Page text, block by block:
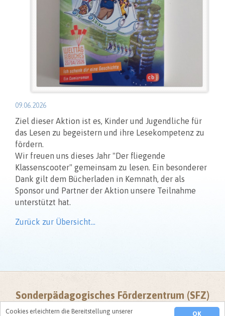
OK
Cookies erleichtern die Bereitstellung unserer
09.06.2026
Ziel dieser Aktion ist es, Kinder und Jugendliche für
das Lesen zu begeistern und ihre Lesekompetenz zu
fördern.
Wir freuen uns dieses Jahr "Der fliegende
Klassenscooter" gemeinsam zu lesen. Ein besonderer
Dank gilt dem Bücherladen in Kemnath, der als
Sponsor und Partner der Aktion unsere Teilnahme
unterstützt hat.
Zurück zur Übersicht…
Sonderpädagogisches Förderzentrum (SFZ)
Kemnather Straße 42a •D -95505 Immenreuth • Telefon: 0 96 42 / 92